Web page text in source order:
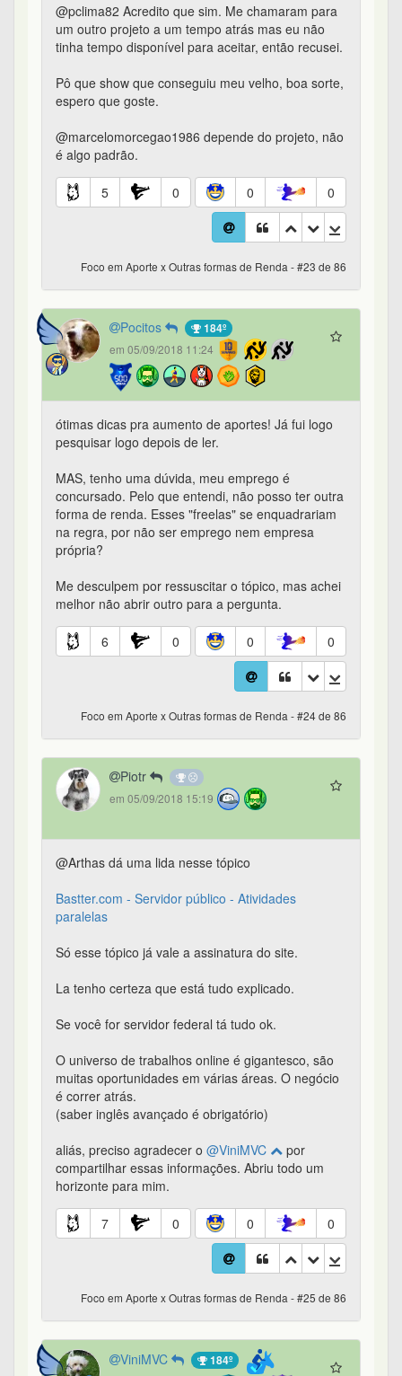
@pclima82 Acredito que sim. Me chamaram para
um outro projeto a um tempo atrás mas eu não
tinha tempo disponível para aceitar, então recusei.
Pô que show que conseguiu meu velho, boa sorte,
espero que goste.
@marcelomorcegao1986 depende do projeto, não
é algo padrão.
5 0 0 0
Foco em Aporte x Outras formas de Renda - #23 de 86
Pocitos 184º
em 05/09/2018 11:24
ótimas dicas pra aumento de aportes! Já fui logo
pesquisar logo depois de ler.
MAS, tenho uma dúvida, meu emprego é
concursado. Pelo que entendi, não posso ter outra
forma de renda. Esses "freelas" se enquadrariam
na regra, por não ser emprego nem empresa
própria?
Me desculpem por ressuscitar o tópico, mas achei
melhor não abrir outro para a pergunta.
6 0 0 0
Foco em Aporte x Outras formas de Renda - #24 de 86
Piotr
em 05/09/2018 15:19
@Arthas dá uma lida nesse tópico
Bastter.com - Servidor público - Atividades
paralelas
Só esse tópico já vale a assinatura do site.
La tenho certeza que está tudo explicado.
Se você for servidor federal tá tudo ok.
O universo de trabalhos online é gigantesco, são
muitas oportunidades em várias áreas. O negócio
é correr atrás.
(saber inglês avançado é obrigatório)
aliás, preciso agradecer o @ViniMVC
por
compartilhar essas informações. Abriu todo um
horizonte para mim.
7 0 0 0
Foco em Aporte x Outras formas de Renda - #25 de 86
ViniMVC 184º